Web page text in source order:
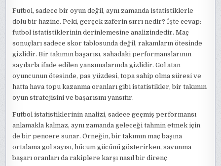
Futbol, sadece bir oyun değil, aynı zamanda istatistiklerle
dolu bir hazine. Peki, gerçek zaferin sırrı nedir? İşte cevap:
futbol istatistiklerinin derinlemesine analizindedir. Maç
sonuçları sadece skor tablosunda değil, rakamların ötesinde
gizlidir. Bir takımın başarısı, sahadaki performanslarının
sayılarla ifade edilen yansımalarında gizlidir. Gol atan
oyuncunun ötesinde, pas yüzdesi, topa sahip olma süresi ve
hatta hava topu kazanma oranları gibi istatistikler, bir takımın
oyun stratejisini ve başarısını yansıtır.
Futbol istatistiklerinin analizi, sadece geçmiş performansı
anlamakla kalmaz, aynı zamanda geleceği tahmin etmek için
de bir pencere sunar. Örneğin, bir takımın maç başına
ortalama gol sayısı, hücum gücünü gösterirken, savunma
başarı oranları da rakiplere karşı nasıl bir direnç